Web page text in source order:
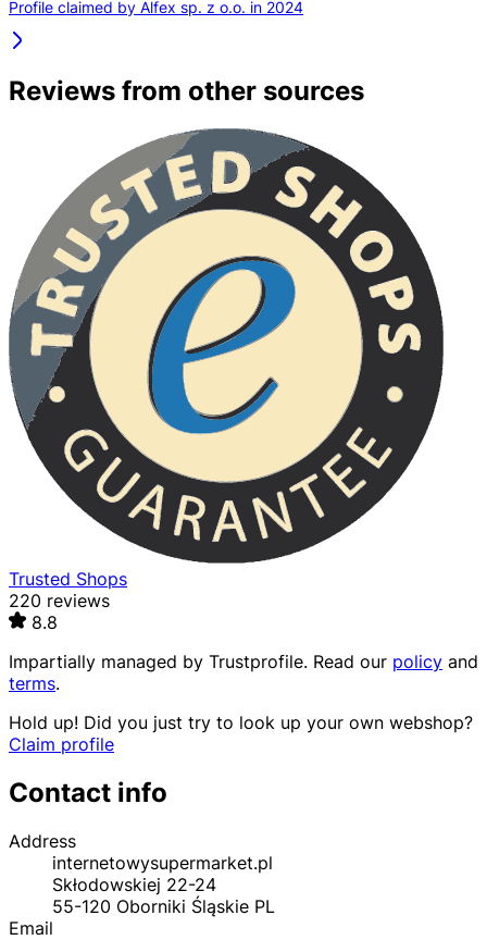
Profile claimed by Alfex sp. z o.o. in 2024
Reviews from other sources
Trusted Shops
220 reviews
8.8
Impartially managed by Trustprofile. Read our policy and
terms.
Hold up! Did you just try to look up your own webshop?
Claim profile
Contact info
Address
internetowysupermarket.pl
Skłodowskiej 22-24
55-120 Oborniki Śląskie PL
Email